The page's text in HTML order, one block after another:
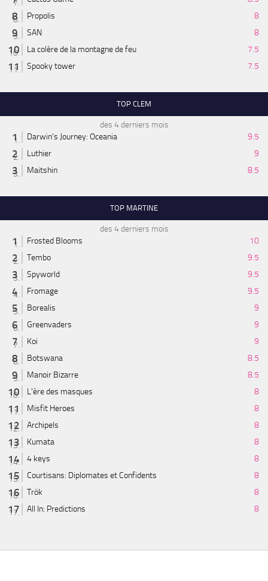
Propolis
8
SAN
8
La colère de la montagne de feu
7.5
Spooky tower
7.5
TOP CLEM
des 4 derniers mois
Darwin's Journey: Oceania
9.5
Luthier
9
Maitshin
8.5
TOP MARTINE
des 4 derniers mois
Frosted Blooms
10
Tembo
9.5
Spyworld
9.5
Fromage
9.5
Borealis
9
Greenvaders
9
Koi
9
Botswana
8.5
Manoir Bizarre
8.5
L'ère des masques
8
Misfit Heroes
8
Archipels
8
Kumata
8
4 keys
8
Courtisans: Diplomates et Confidents
8
Trök
8
All In: Predictions
8